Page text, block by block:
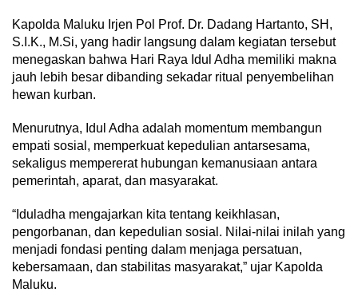
Kapolda Maluku Irjen Pol Prof. Dr. Dadang Hartanto, SH,
S.I.K., M.Si, yang hadir langsung dalam kegiatan tersebut
menegaskan bahwa Hari Raya Idul Adha memiliki makna
jauh lebih besar dibanding sekadar ritual penyembelihan
hewan kurban.
Menurutnya, Idul Adha adalah momentum membangun
empati sosial, memperkuat kepedulian antarsesama,
sekaligus mempererat hubungan kemanusiaan antara
pemerintah, aparat, dan masyarakat.
“Iduladha mengajarkan kita tentang keikhlasan,
pengorbanan, dan kepedulian sosial. Nilai-nilai inilah yang
menjadi fondasi penting dalam menjaga persatuan,
kebersamaan, dan stabilitas masyarakat,” ujar Kapolda
Maluku.